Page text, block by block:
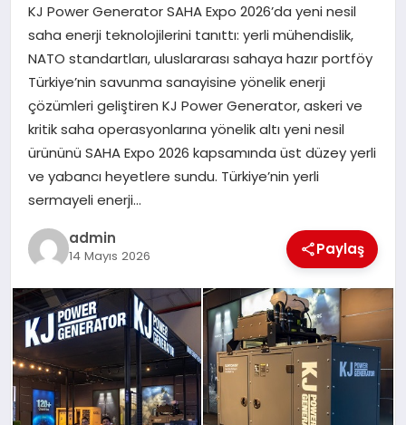
EKONOMI
SAĞLIK
DÜNYA
EĞITIM
KJ Power Generator SAHA Expo 2026’da yeni nesil
saha enerji teknolojilerini tanıttı: yerli mühendislik,
NATO standartları, uluslararası sahaya hazır portföy
Türkiye’nin savunma sanayisine yönelik enerji
çözümleri geliştiren KJ Power Generator, askeri ve
kritik saha operasyonlarına yönelik altı yeni nesil
ürününü SAHA Expo 2026 kapsamında üst düzey yerli
ve yabancı heyetlere sundu. Türkiye’nin yerli
sermayeli enerji…
admin
14 Mayıs 2026 Paylaş